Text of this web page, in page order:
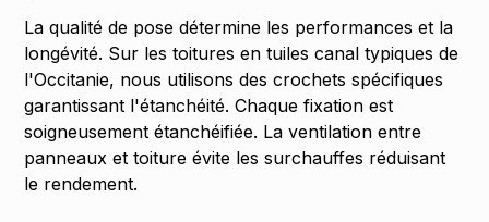
La qualité de pose détermine les performances et la
longévité. Sur les toitures en tuiles canal typiques de
l'Occitanie, nous utilisons des crochets spécifiques
garantissant l'étanchéité. Chaque fixation est
soigneusement étanchéifiée. La ventilation entre
panneaux et toiture évite les surchauffes réduisant
le rendement.